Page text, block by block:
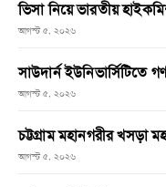
ভিসা নিয়ে ভারতীয়
আগস্ট ৫, ২০২৬
সাউদার্ন
আগস্ট ৫, ২০২৬
চট্টগ্রাম মহানগরীর খসড়া
আগস্ট ৫, ২০২৬